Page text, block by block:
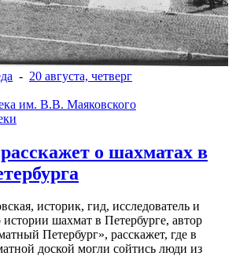
- 20 августа, четверг
им. В.В. Маяковского
о шахматах в
историк, гид, исследователь и
истории шахмат в Петербурге, автор
Петербург», расскажет, где в
доской могли сойтись люди из